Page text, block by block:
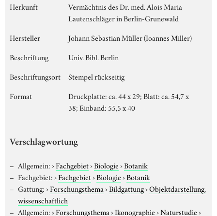
Herkunft
Vermächtnis des Dr. med. Alois Maria
Lautenschläger in Berlin-Grunewald
Hersteller
Johann Sebastian Müller (Ioannes Miller)
Beschriftung
Univ. Bibl. Berlin
Beschriftungsort
Stempel rückseitig
Format
Druckplatte: ca. 44 x 29; Blatt: ca. 54,7 x
38; Einband: 55,5 x 40
Verschlagwortung
Allgemein:›Fachgebiet›Biologie›Botanik
Fachgebiet:›Fachgebiet›Biologie›Botanik
Gattung:›Forschungsthema›Bildgattung›Objektdarstellung,
wissenschaftlich
Allgemein:›Forschungsthema›Ikonographie›Naturstudie›